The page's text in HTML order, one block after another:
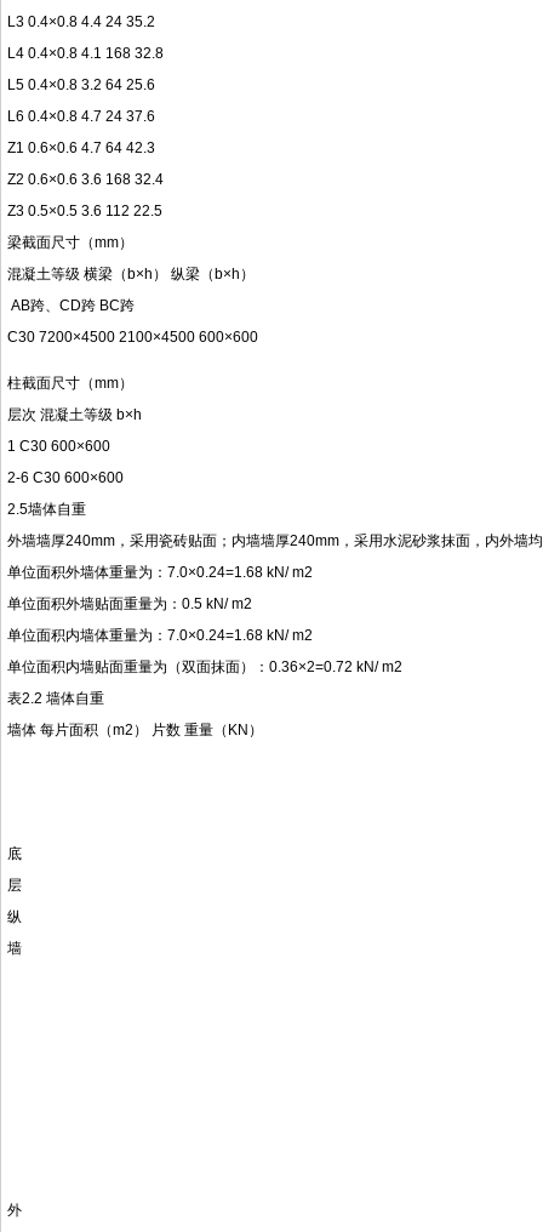
L3 0.4×0.8 4.4 24 35.2
L4 0.4×0.8 4.1 168 32.8
L5 0.4×0.8 3.2 64 25.6
L6 0.4×0.8 4.7 24 37.6
Z1 0.6×0.6 4.7 64 42.3
Z2 0.6×0.6 3.6 168 32.4
Z3 0.5×0.5 3.6 112 22.5
梁截面尺寸（mm）
混凝土等级 横梁（b×h） 纵梁（b×h）
AB跨、CD跨 BC跨
C30 7200×4500 2100×4500 600×600
柱截面尺寸（mm）
层次 混凝土等级 b×h
1 C30 600×600
2-6 C30 600×600
2.5墙体自重
外墙墙厚240mm，采用瓷砖贴面；内墙墙厚240mm，采用水泥砂浆抹面，内外墙
单位面积外墙体重量为：7.0×0.24=1.68 kN/ m2
单位面积外墙贴面重量为：0.5 kN/ m2
单位面积内墙体重量为：7.0×0.24=1.68 kN/ m2
单位面积内墙贴面重量为（双面抹面）：0.36×2=0.72 kN/ m2
表2.2 墙体自重
墙体 每片面积（m2） 片数 重量（KN）
底
层
纵
墙
外